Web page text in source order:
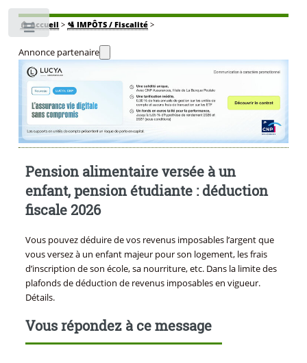
🏠Accueil > 🛂 IMPÔTS / Fiscalité>
Annonce partenaire
Pension alimentaire versée à un
enfant, pension étudiante : déduction
fiscale 2026
Vous pouvez déduire de vos revenus imposables l’argent que
vous versez à un enfant majeur pour son logement, les frais
d’inscription de son école, sa nourriture, etc. Dans la limite des
plafonds de déduction de revenus imposables en vigueur.
Détails.
Vous répondez à ce message
Toggle